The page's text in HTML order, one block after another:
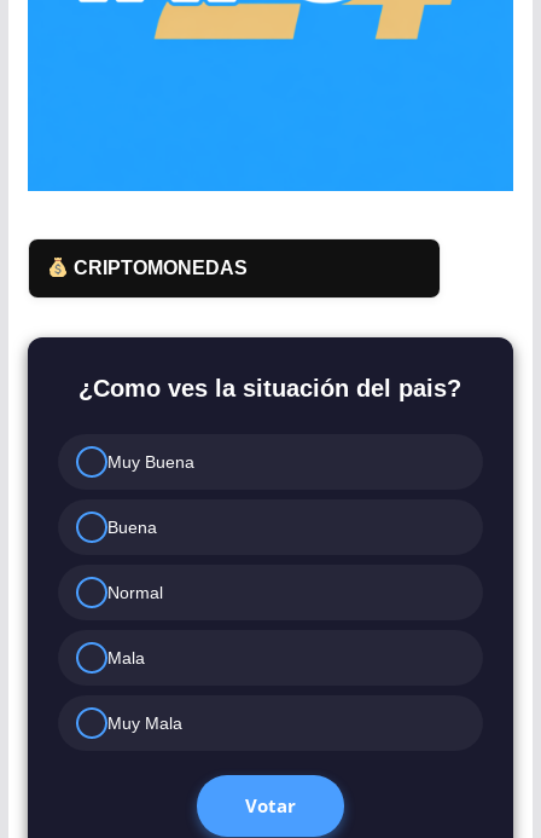
CRIPTOMONEDAS
¿Como ves la situación del pais?
Muy Buena
Buena
Normal
Mala
Muy Mala
Votar